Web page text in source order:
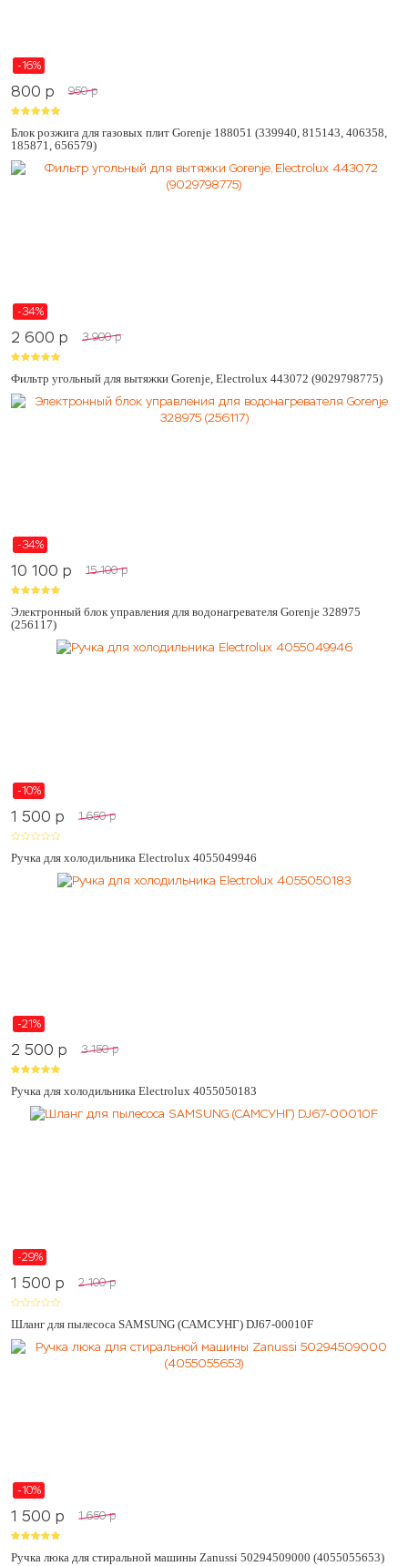
-16%
800 p 950 p
Блок розжига для газовых плит Gorenje 188051 (339940, 815143, 406358,
185871, 656579)
-34%
2 600 p 3 900 p
Фильтр угольный для вытяжки Gorenje, Electrolux 443072 (9029798775)
-34%
10 100 p 15 100 p
Электронный блок управления для водонагревателя Gorenje 328975
(256117)
-10%
1 500 p 1 650 p
Ручка для холодильника Electrolux 4055049946
-21%
2 500 p 3 150 p
Ручка для холодильника Electrolux 4055050183
-29%
1 500 p 2 100 p
Шланг для пылесоса SAMSUNG (САМСУНГ) DJ67-00010F
-10%
1 500 p 1 650 p
Ручка люка для стиральной машины Zanussi 50294509000 (4055055653)